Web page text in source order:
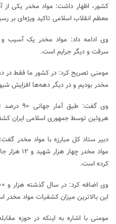
کشور، اظهار داشت: مواد مخدر یکی
معظم انقلاب اسلامی تاکید ویژه‌ای بر
وی ادامه داد: مواد مخدر یک آسیب
سرقت و دیگر جرایم است.
مخدر بودیم و در دیگر دهه‌ها افزایش
هروئین توسط جمهوری اسلامی ایران
دبیر ستاد کل مبارزه با مواد مخدر
مواد مخدر
کرده است.
این بالاترین میزان کشفیات مواد مخدر
مومنی با اشاره به اینکه در حوزه